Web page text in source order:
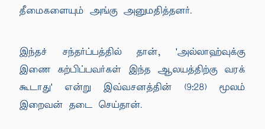
தீமைகளையும் அங்கு அனுமதித்தனர்.
இந்தச் சந்தர்ப்பத்தில் தான், 'அல்லாஹ்வுக்கு
இணை கற்பிப்பவர்கள் இந்த ஆலயத்திற்கு வரக்
கூடாது' என்று இவ்வசனத்தின் (9:28) மூலம்
இறைவன் தடை செய்தான்.